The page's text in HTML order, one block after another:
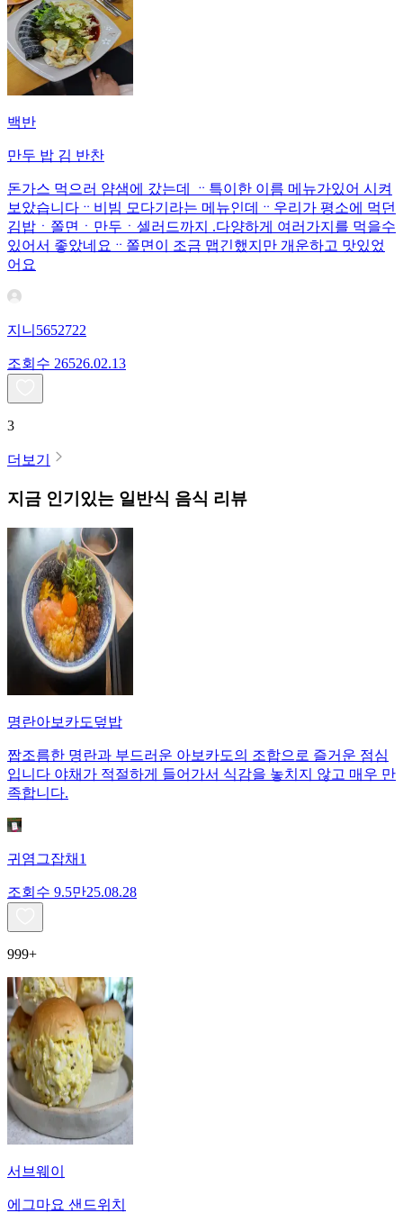
백반
만두 밥 김 반찬
돈가스 먹으러 얌샘에 갔는데 ᆢ특이한 이름 메뉴가있어 시켜
보았습니다ᆢ비빔 모다기라는 메뉴인데ᆢ우리가 평소에 먹던
김밥ㆍ쫄면ㆍ만두ㆍ셀러드까지 .다양하게 여러가지를 먹을수
있어서 좋았네요ᆢ쫄면이 조금 맵긴했지만 개운하고 맛있었
어요
지니5652722
조회수 26526.02.13
3
더보기
지금 인기있는 일반식 음식 리뷰
명란아보카도덮밥
짭조름한 명란과 부드러운 아보카도의 조합으로 즐거운 점심
입니다 야채가 적절하게 들어가서 식감을 놓치지 않고 매우 만
족합니다.
귀염그잡채1
조회수 9.5만25.08.28
999+
서브웨이
에그마요 샌드위치